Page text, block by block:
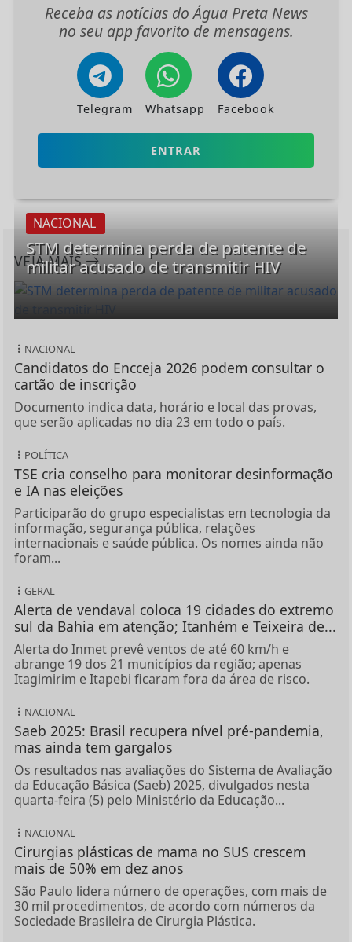
Receba as notícias do Água Preta News
no seu app favorito de mensagens.
Telegram Whatsapp Facebook
ENTRAR
VEJA MAIS
NACIONAL
STM determina perda de patente de
militar acusado de transmitir HIV
NACIONAL
Candidatos do Encceja 2026 podem consultar o
cartão de inscrição
Documento indica data, horário e local das provas,
que serão aplicadas no dia 23 em todo o país.
POLÍTICA
TSE cria conselho para monitorar desinformação
e IA nas eleições
Participarão do grupo especialistas em tecnologia da
informação, segurança pública, relações
internacionais e saúde pública. Os nomes ainda não
foram...
GERAL
Alerta de vendaval coloca 19 cidades do extremo
sul da Bahia em atenção; Itanhém e Teixeira de...
Alerta do Inmet prevê ventos de até 60 km/h e
abrange 19 dos 21 municípios da região; apenas
Itagimirim e Itapebi ficaram fora da área de risco.
NACIONAL
Saeb 2025: Brasil recupera nível pré-pandemia,
mas ainda tem gargalos
Os resultados nas avaliações do Sistema de Avaliação
da Educação Básica (Saeb) 2025, divulgados nesta
quarta-feira (5) pelo Ministério da Educação...
NACIONAL
Cirurgias plásticas de mama no SUS crescem
mais de 50% em dez anos
São Paulo lidera número de operações, com mais de
30 mil procedimentos, de acordo com números da
Sociedade Brasileira de Cirurgia Plástica.